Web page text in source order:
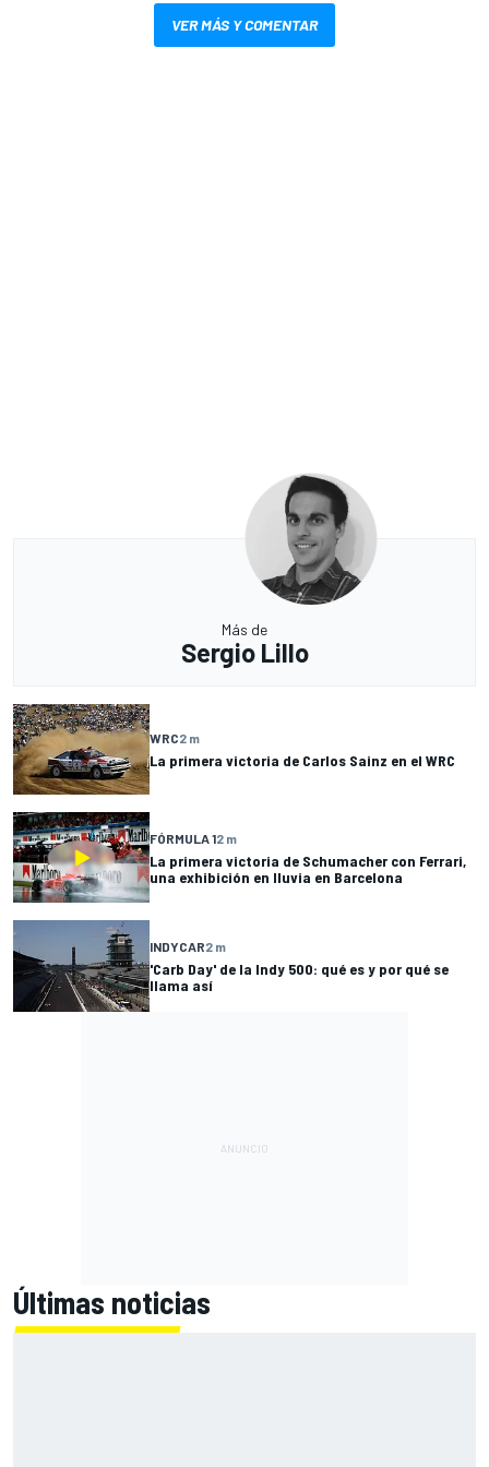
VER MÁS Y COMENTAR
Más de
Sergio Lillo
WRC2 m
La primera victoria de Carlos Sainz en el WRC
FÓRMULA 12 m
La primera victoria de Schumacher con Ferrari,
una exhibición en lluvia en Barcelona
INDYCAR2 m
'Carb Day' de la Indy 500: qué es y por qué se
llama así
Últimas noticias